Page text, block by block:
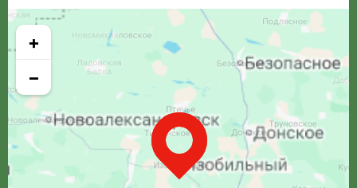
+
−